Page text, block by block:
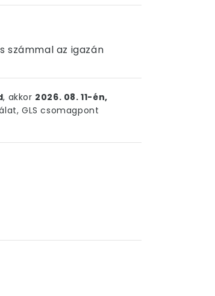
számmal az igazán
, akkor 2026. 08. 11-én,
GLS csomagpont